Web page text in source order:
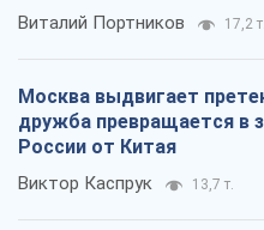
Виталий Портников 17,2 т.
Москва выдвигает
дружба превращается в
России от Китая
Виктор Каспрук 13,7 т.